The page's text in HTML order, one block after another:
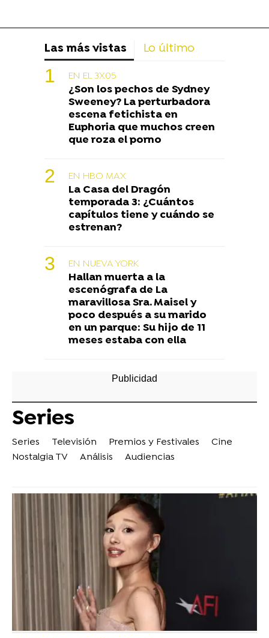
Las más vistas Lo último
EN EL 3X05
¿Son los pechos de Sydney
Sweeney? La perturbadora
escena fetichista en
Euphoria que muchos creen
que roza el porno
EN HBO MAX
La Casa del Dragón
temporada 3: ¿Cuántos
capítulos tiene y cuándo se
estrenan?
EN NUEVA YORK
Hallan muerta a la
escenógrafa de La
maravillosa Sra. Maisel y
poco después a su marido
en un parque: Su hijo de 11
meses estaba con ella
Series
Series Televisión Premios y Festivales
Cine
Nostalgia TV
Análisis Audiencias